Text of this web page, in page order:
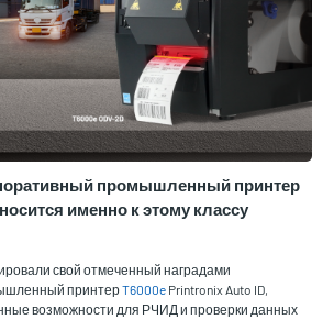
промышленный принтер
именно к этому классу
свой отмеченный наградами
принтерT6000e Printronix Auto ID,
возможности для РЧИД и проверки данных